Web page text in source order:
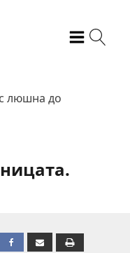
люшна до